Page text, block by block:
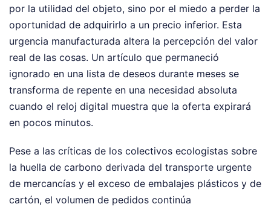
por la utilidad del objeto, sino por el miedo a perder la
oportunidad de adquirirlo a un precio inferior. Esta
urgencia manufacturada altera la percepción del valor
real de las cosas. Un artículo que permaneció
ignorado en una lista de deseos durante meses se
transforma de repente en una necesidad absoluta
cuando el reloj digital muestra que la oferta expirará
en pocos minutos.
Pese a las críticas de los colectivos ecologistas sobre
la huella de carbono derivada del transporte urgente
de mercancías y el exceso de embalajes plásticos y de
cartón, el volumen de pedidos continúa